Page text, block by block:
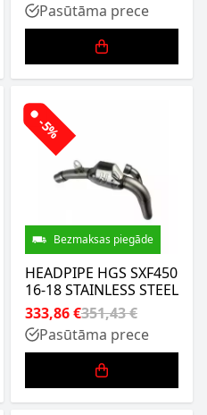
Pasūtāma prece
-5%
Bezmaksas piegāde
HEADPIPE HGS SXF450
16-18 STAINLESS STEEL
333,86 €351,43 €
Pasūtāma prece